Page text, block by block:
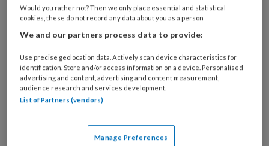
Kies
functie *
Bij
welke
organisatie
werk
Untitled
KinderopvangTotaal nieuwsbrief
Would you rather not? Then we only place essential and statistical
cookies, these do not record any data about you as a person
We and our partners process data to provide:
Use precise geolocation data. Actively scan device characteristics for
identification. Store and/or access information on a device. Personalised
advertising and content, advertising and content measurement,
audience research and services development.
List of Partners (vendors)
Manage Preferences